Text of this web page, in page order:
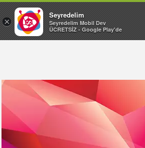
×
Seyredelim
Seyredelim Mobil Dev
ÜCRETSİZ - Google Play'de